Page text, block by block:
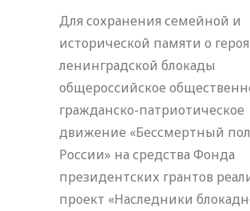
Для сохранения семейной и
исторической памяти о
ленинградской блокады
общероссийское
гражданско-патриотическое
движение «Бессмертный
России» на средства Фонда
президентских грантов
проект «Наследники